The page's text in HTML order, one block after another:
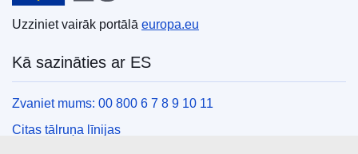
Uzziniet vairāk portālā europa.eu
Kā sazināties ar ES
Zvaniet mums: 00 800 6 7 8 9 10 11
Citas tālruņa līnijas